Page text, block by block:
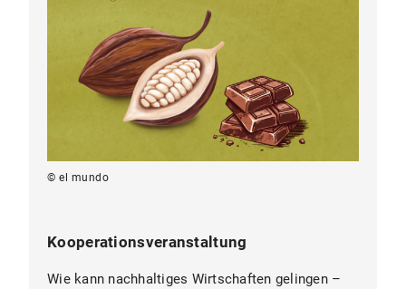
© el mundo
Kooperationsveranstaltung
Wie kann nachhaltiges Wirtschaften gelingen –